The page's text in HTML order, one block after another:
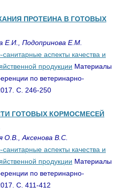
ПРОТЕИНА В ГОТОВЫХ
Е.И., Подопринова Е.М.
аспекты качества и
продукции Материалы
по ветеринарно-
С. 246-250
ГОТОВЫХ КОРМОСМЕСЕЙ
О.В., Аксенова В.С.
аспекты качества и
продукции Материалы
по ветеринарно-
С. 411-412